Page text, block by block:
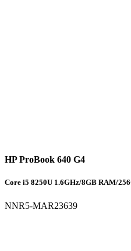
HP ProBook 640 G4
Core i5 8250U 1.6GHz/8GB RAM/
NNR5-MAR23639